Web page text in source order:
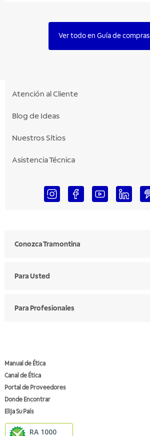
Ver todo en Guía de compras
Atención al Cliente
Blog de Ideas
Nuestros Sítios
Asistencia Técnica
Conozca Tramontina
Para Usted
Para Profesionales
Manual de Ética
Canal de Ética
Portal de Proveedores
Donde Encontrar
Elija Su País
RA 1000